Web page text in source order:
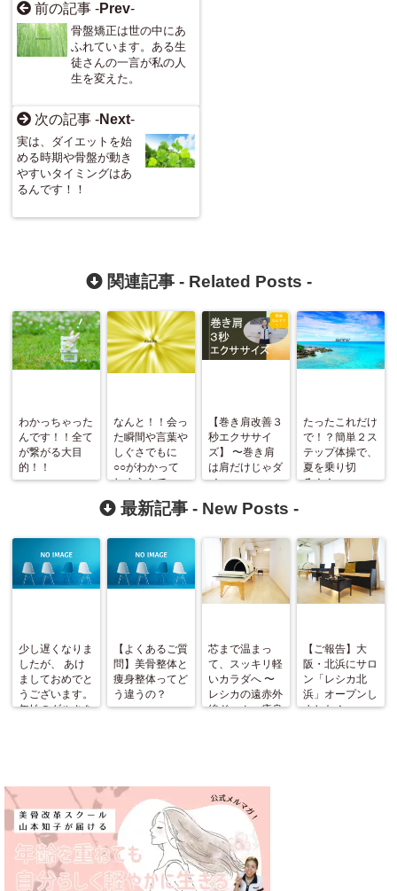
前の記事 -Prev-
骨盤矯正は世の中にあ
ふれています。ある生
徒さんの一言が私の人
生を変えた。
次の記事 -Next-
実は、ダイエットを始
める時期や骨盤が動き
やすいタイミングはあ
るんです！！
関連記事 - Related Posts -
わかっちゃった
んです！！全て
が繋がる大目
的！！
なんと！！会っ
た瞬間や言葉や
しぐさでもに
○○がわかって
しまうんで
す！！
【巻き肩改善３
秒エクササイ
ズ】 〜巻き肩
は肩だけじゃダ
メ〜
たったこれだけ
で！？簡単２ス
テップ体操で、
夏を乗り切
る！！
最新記事 - New Posts -
少し遅くなりま
したが、 あけ
ましておめでと
うございます。
年始のダルさを
【よくあるご質
問】美骨整体と
痩身整体ってど
う違うの？
芯まで温まっ
て、スッキリ軽
いカラダへ 〜
レシカの遠赤外
線ドーム＋痩身
【ご報告】大
阪・北浜にサロ
ン「レシカ北
浜」オープンし
ました！